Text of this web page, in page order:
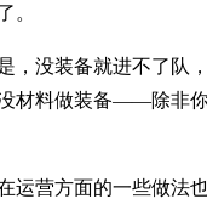
。
，没装备就进不了队
材料做装备——除非
运营方面的一些做法